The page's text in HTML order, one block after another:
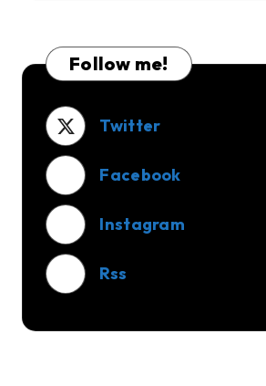
Setelah
SelesaiFollow me!
Twitter
Facebook
Instagram
Rss